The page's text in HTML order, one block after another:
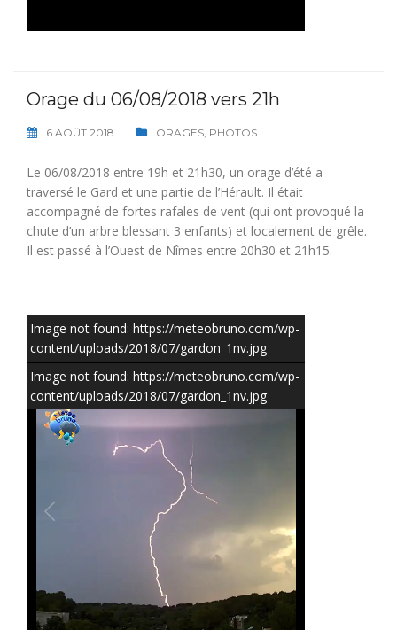
Orage du 06/08/2018 vers 21h
6 AOÛT 2018 ORAGES, PHOTOS
Le 06/08/2018 entre 19h et 21h30, un orage d’été a
traversé le Gard et une partie de l’Hérault. Il était
accompagné de fortes rafales de vent (qui ont provoqué la
chute d’un arbre blessant 3 enfants) et localement de grêle.
Il est passé à l’Ouest de Nîmes entre 20h30 et 21h15.
Image not found: https://meteobruno.com/wp-
content/uploads/2018/07/gardon_1nv.jpg
Image not found: https://meteobruno.com/wp-
content/uploads/2018/07/gardon_1nv.jpg